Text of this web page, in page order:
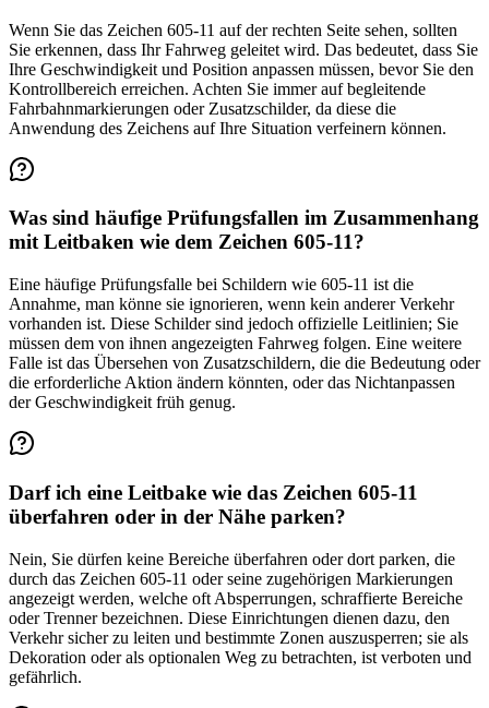
Wenn Sie das Zeichen 605-11 auf der rechten Seite sehen, sollten
Sie erkennen, dass Ihr Fahrweg geleitet wird. Das bedeutet, dass Sie
Ihre Geschwindigkeit und Position anpassen müssen, bevor Sie den
Kontrollbereich erreichen. Achten Sie immer auf begleitende
Fahrbahnmarkierungen oder Zusatzschilder, da diese die
Anwendung des Zeichens auf Ihre Situation verfeinern können.
Was sind häufige Prüfungsfallen im Zusammenhang
mit Leitbaken wie dem Zeichen 605-11?
Eine häufige Prüfungsfalle bei Schildern wie 605-11 ist die
Annahme, man könne sie ignorieren, wenn kein anderer Verkehr
vorhanden ist. Diese Schilder sind jedoch offizielle Leitlinien; Sie
müssen dem von ihnen angezeigten Fahrweg folgen. Eine weitere
Falle ist das Übersehen von Zusatzschildern, die die Bedeutung oder
die erforderliche Aktion ändern könnten, oder das Nichtanpassen
der Geschwindigkeit früh genug.
Darf ich eine Leitbake wie das Zeichen 605-11
überfahren oder in der Nähe parken?
Nein, Sie dürfen keine Bereiche überfahren oder dort parken, die
durch das Zeichen 605-11 oder seine zugehörigen Markierungen
angezeigt werden, welche oft Absperrungen, schraffierte Bereiche
oder Trenner bezeichnen. Diese Einrichtungen dienen dazu, den
Verkehr sicher zu leiten und bestimmte Zonen auszusperren; sie als
Dekoration oder als optionalen Weg zu betrachten, ist verboten und
gefährlich.